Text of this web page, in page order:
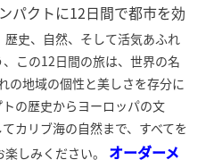
パクトに12日間で都市を効
歴史、自然、そして活気あふれ
この12日間の旅は、世界の名
の地域の個性と美しさを存分に
の歴史からヨーロッパの文
カリブ海の自然まで、すべてを
しみください。
オーダーメ